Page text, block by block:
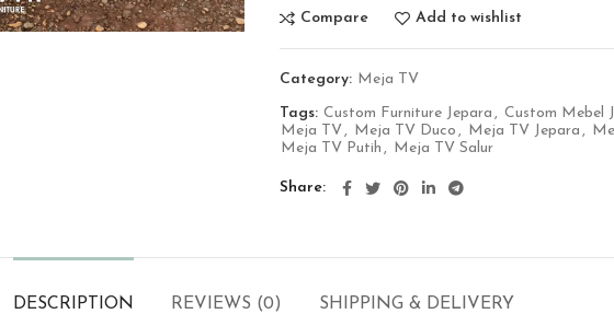
Compare Add to wishlist
Category: Meja TV
Tags: Custom Furniture Jepara , Custom Mebel
Meja TV , Meja TV Duco , Meja TV Jepara ,
Meja TV Putih , Meja TV Salur
Share
DESCRIPTION REVIEWS (0) SHIPPING & DELIVERY